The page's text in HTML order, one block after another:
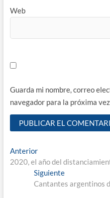
Web
Guarda mi nombre, correo
navegador para la próxima
Navegación
de
entradas
AnteriorEntrada
anterior:
2020, el año del
SiguienteEntrada
siguiente:
Cantantes argentinos